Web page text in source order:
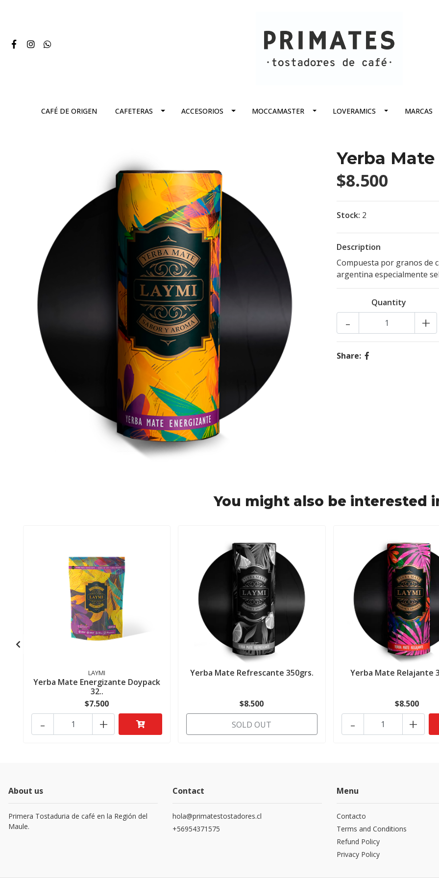
CAFÉ DE ORIGEN CAFETERAS ACCESORIOS MOCCAMASTER LOVERAMICS MARCAS
Yerba
$8.500
Stock: 2
Description
Compuesta por granos de
argentina especialmente
Quantity
+
-
Share:
You might also be interested
LAYMI
Yerba Mate Energizante Doypack
32..
$7.500
+
-
Yerba Mate Refrescante 350grs.
$8.500
SOLD OUT
Yerba Mate Relajante
$8.500
+
-
About us
Primera Tostaduria de café en la Región del
Maule.
Contact
hola@primatestostadores.cl
+56954371575
Menu
Contacto
Terms and Conditions
Refund Policy
Privacy Policy